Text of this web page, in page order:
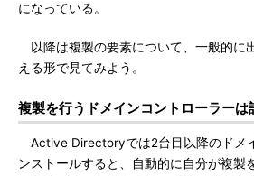
になっている。
以降は複製の要素について、一般的に
える形で見てみよう。
複製を行うドメインコントローラーは
Active Directoryでは2台目以降のドメ
ンストールすると、自動的に自分が複製